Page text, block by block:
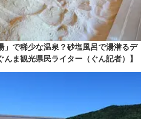
」で稀少な温泉？砂塩風呂で湯潜るデ
んま観光県民ライター（ぐん記者）】